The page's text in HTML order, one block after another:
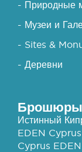
- Природные
- Музеи и
- Sites &
- Деревни
Истинный
EDEN Cyprus
Cyprus